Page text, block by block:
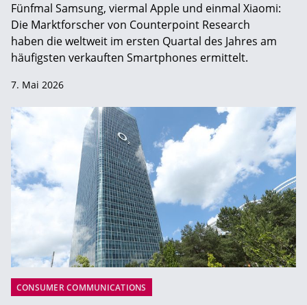
Fünfmal Samsung, viermal Apple und einmal Xiaomi:
Die Marktforscher von Counterpoint Research
haben die weltweit im ersten Quartal des Jahres am
häufigsten verkauften Smartphones ermittelt.
7. Mai 2026
CONSUMER COMMUNICATIONS